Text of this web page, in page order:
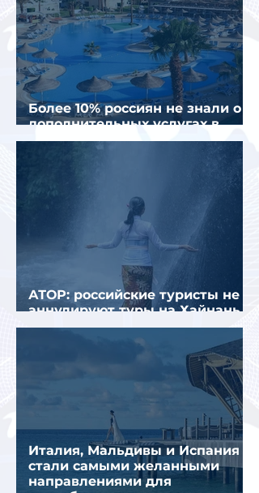
Более 10% россиян не знали о
дополнительных услугах в
отелях
АТОР: российские туристы не
аннулируют туры на Хайнань
из-за тайфуна «Дельфин»
Италия, Мальдивы и Испания
стали самыми желанными
направлениями для